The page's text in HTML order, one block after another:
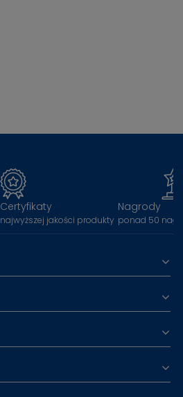
Certyfikaty
najwyższej jakości produkty
Nagrody
ponad 50